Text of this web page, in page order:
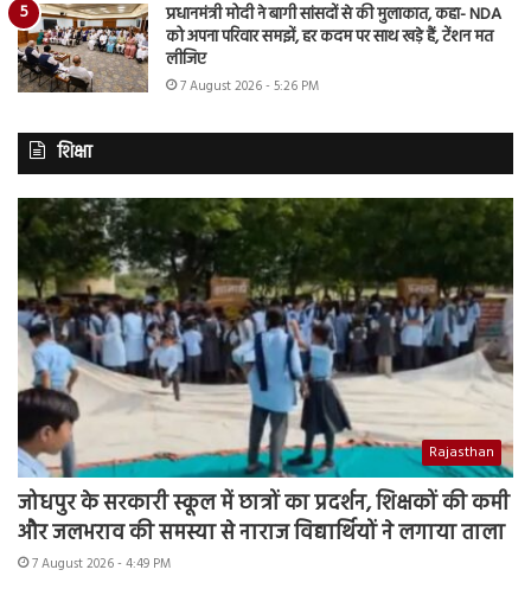
प्रधानमंत्री मोदी ने बागी सांसदों से की मुलाकात, कहा- NDA
को अपना परिवार समझें, हर कदम पर साथ खड़े हैं, टेंशन मत
लीजिए
7 August 2026 - 5:26 PM
शिक्षा
Rajasthan
जोधपुर के सरकारी स्कूल में छात्रों का प्रदर्शन, शिक्षकों की कमी
और जलभराव की समस्या से नाराज विद्यार्थियों ने लगाया ताला
7 August 2026 - 4:49 PM